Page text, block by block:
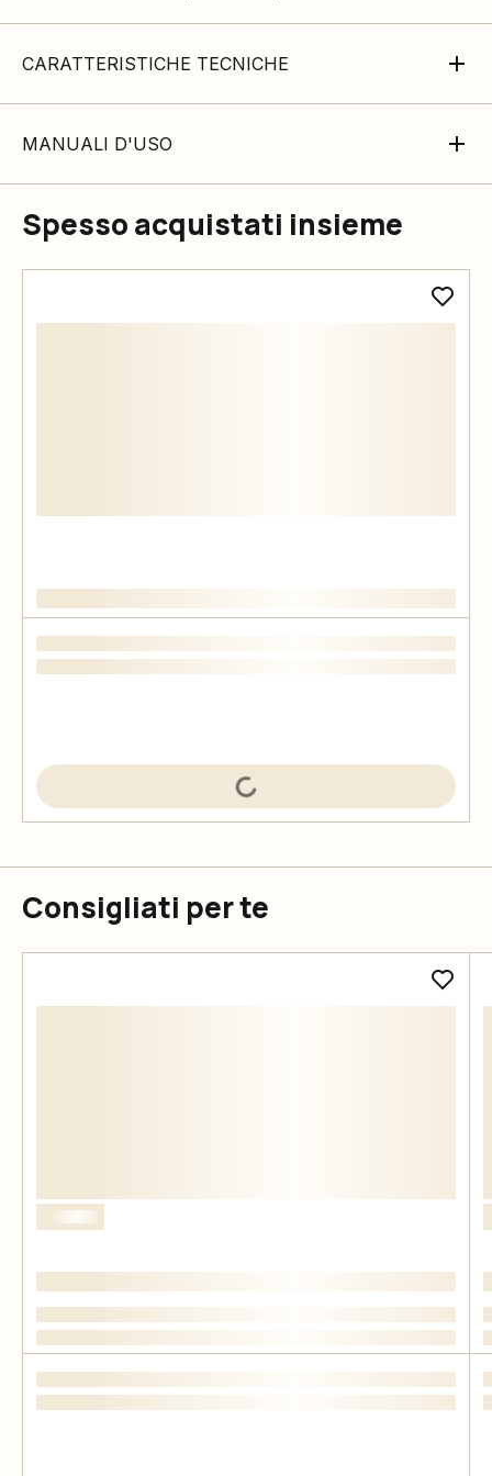
CARATTERISTICHE TECNICHE
MANUALI D'USO
Spesso acquistati insieme
Consigliati per te